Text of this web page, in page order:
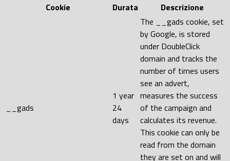
Cookie
Durata Descrizione
__gads
1 year
24
days
The __gads cookie, set
by Google, is stored
under DoubleClick
domain and tracks the
number of times users
see an advert,
measures the success
of the campaign and
calculates its revenue.
This cookie can only be
read from the domain
they are set on and will